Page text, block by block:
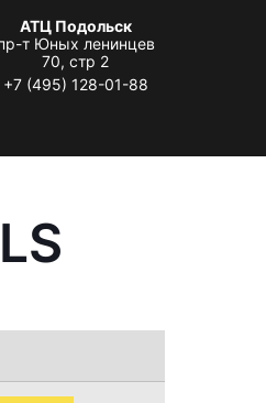
АТЦ Подольск
т Юных ленинцев
70, стр 2
+7 (495) 128-01-88